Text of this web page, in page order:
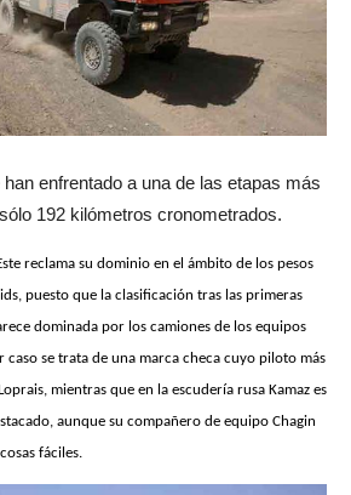
enfrentado a una de las etapas más
192 kilómetros cronometrados.
reclama su dominio en el ámbito de los pesos
puesto que la clasificación tras las primeras
dominada por los camiones de los equipos
caso se trata de una marca checa cuyo piloto más
mientras que en la escudería rusa Kamaz es
aunque su compañero de equipo Chagin
fáciles.